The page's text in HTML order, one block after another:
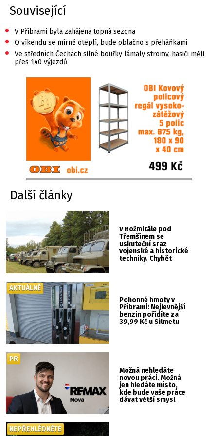
Související
• V Příbrami byla zahájena topná sezona
• O víkendu se mírně oteplí, bude oblačno s přeháňkami
•
Ve středních Čechách silné bouřky lámaly stromy, hasiči měli
přes 140 výjezdů
Další články
V Rožmitále pod
Třemšínem se
uskuteční sraz
vojenské a historické
techniky. Chybět
Pohonné hmoty v
Příbrami: Nejlevnější
benzin pořídíte za
39,99 Kč u Silmetu
AKTUÁLNĚ
Možná nehledáte
novou práci. Možná
jen hledáte místo,
kde bude vaše práce
dávat větší smysl
PR
NEPŘEHLÉDNĚTE